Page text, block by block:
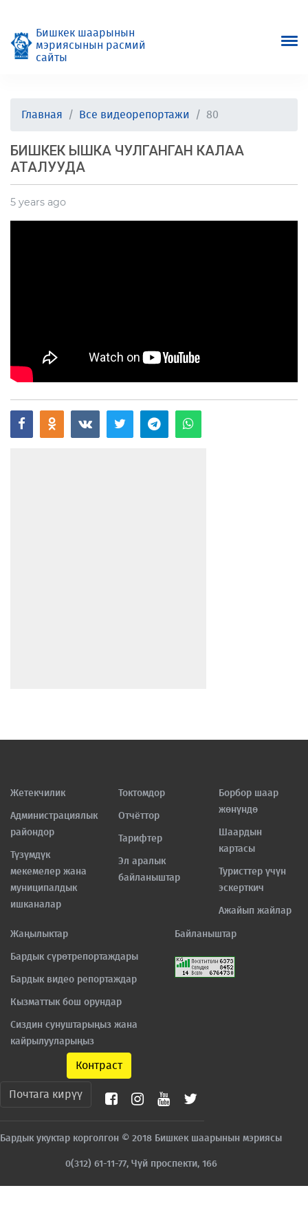
Бишкек шаарынын
мэриясынын расмий
сайты
Главная Все видеорепортажи 80
БИШКЕК ЫШКА ЧУЛГАНГАН КАЛАА
АТАЛУУДА
5 years ago
Жетекчилик
Администрациялык
райондор
Түзүмдүк
мекемелер жана
муниципалдык
ишканалар
Токтомдор
Отчёттор
Тарифтер
Эл аралык
байланыштар
Борбор шаар
жөнүндө
Шаардын
картасы
Туристтер үчүн
эскерткич
Ажайып жайлар
Жаңылыктар
Бардык сүрөтрепортаждары
Бардык видео репортаждар
Кызматтык бош орундар
Сиздин сунуштарыңыз жана
кайрылууларыңыз
Байланыштар
Контраст
Почтага кирүү
Бардык укуктар корголгон © 2018 Бишкек шаарынын мэриясы
0(312) 61-11-77, Чүй проспекти, 166